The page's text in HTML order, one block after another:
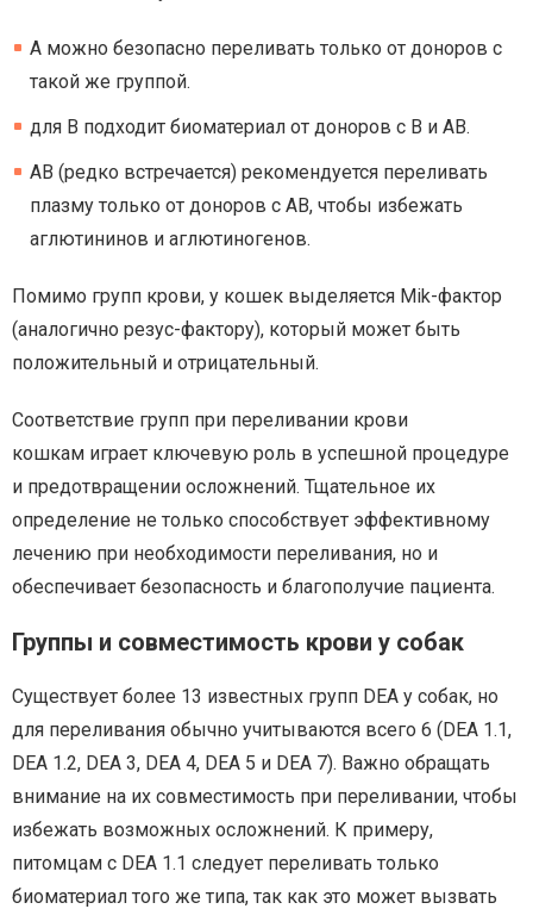
А можно безопасно переливать только от доноров с
такой же группой.
для В подходит биоматериал от доноров с В и AB.
AB (редко встречается) рекомендуется переливать
плазму только от доноров с AB, чтобы избежать
аглютининов и аглютиногенов.
Помимо групп крови, у кошек выделяется Mik-фактор
(аналогично резус-фактору), который может быть
положительный и отрицательный.
Соответствие групп при переливании крови
кошкам играет ключевую роль в успешной процедуре
и предотвращении осложнений. Тщательное их
определение не только способствует эффективному
лечению при необходимости переливания, но и
обеспечивает безопасность и благополучие пациента.
Группы и совместимость крови у собак
Существует более 13 известных групп DEA у собак, но
для переливания обычно учитываются всего 6 (DEA 1.1,
DEA 1.2, DEA 3, DEA 4, DEA 5 и DEA 7). Важно обращать
внимание на их совместимость при переливании, чтобы
избежать возможных осложнений. К примеру,
питомцам с DEA 1.1 следует переливать только
биоматериал того же типа, так как это может вызвать